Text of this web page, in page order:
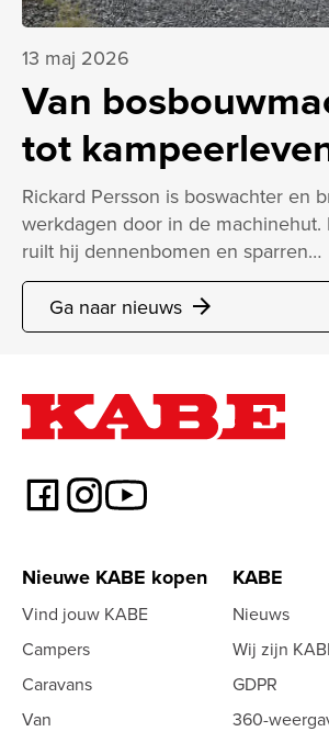
13 maj 2026
Van
tot
Rickard Persson is boswachter en
werkdagen door in de machinehut.
ruilt hij dennenbomen en sparren…
Ga naar nieuws arrow_forward
Nieuwe KABE kopen
Vind jouw KABE
Campers
Caravans
Van
KABE
Nieuws
Wij zijn
GDPR
360-